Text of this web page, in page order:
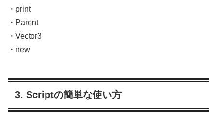
・print
・Parent
・Vector3
・new
3. Scriptの簡単な使い方